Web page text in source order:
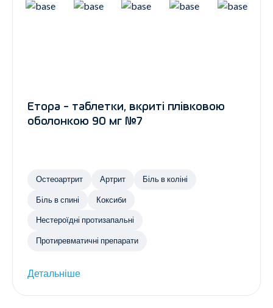
Етора - таблетки, вкриті плівковою
оболонкою 90 мг №7
Остеоартрит Артрит Біль в коліні
Біль в спині Коксиби
Нестероїдні протизапальні
Протиревматичні препарати
Детальніше